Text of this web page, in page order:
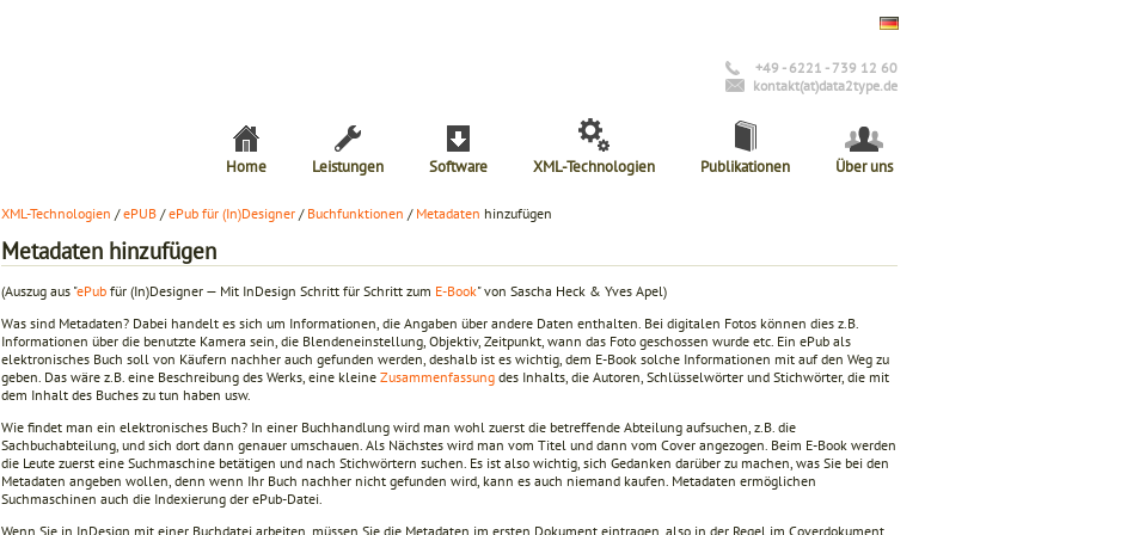
+49 - 6221 - 739 12 60
kontakt(at)data2type.de
Home Leistungen Software XML-Technologien Publikationen Über uns
XML-Technologien /ePUB /ePub für (In)Designer / Buchfunktionen / Metadaten hinzufügen
Metadaten hinzufügen
(Auszug aus "ePub für (In)Designer — Mit InDesign Schritt für Schritt zum E-Book" von Sascha Heck & Yves Apel)
Was sind Metadaten? Dabei handelt es sich um Informationen, die Angaben über andere Daten enthalten. Bei digitalen Fotos können dies z.B.
Informationen über die benutzte Kamera sein, die Blendeneinstellung, Objektiv, Zeitpunkt, wann das Foto geschossen wurde etc. Ein ePub als
elektronisches Buch soll von Käufern nachher auch gefunden werden, deshalb ist es wichtig, dem E-Book solche Informationen mit auf den Weg zu
geben. Das wäre z.B. eine Beschreibung des Werks, eine kleine Zusammenfassung des Inhalts, die Autoren, Schlüsselwörter und Stichwörter, die mit
dem Inhalt des Buches zu tun haben usw.
Wie findet man ein elektronisches Buch? In einer Buchhandlung wird man wohl zuerst die betreffende Abteilung aufsuchen, z.B. die
Sachbuchabteilung, und sich dort dann genauer umschauen. Als Nächstes wird man vom Titel und dann vom Cover angezogen. Beim E-Book werden
die Leute zuerst eine Suchmaschine betätigen und nach Stichwörtern suchen. Es ist also wichtig, sich Gedanken darüber zu machen, was Sie bei den
Metadaten angeben wollen, denn wenn Ihr Buch nachher nicht gefunden wird, kann es auch niemand kaufen. Metadaten ermöglichen
Suchmaschinen auch die Indexierung der ePub-Datei.
Wenn Sie in InDesign mit einer Buchdatei arbeiten, müssen Sie die Metadaten im ersten Dokument eintragen, also in der Regel im Coverdokument.